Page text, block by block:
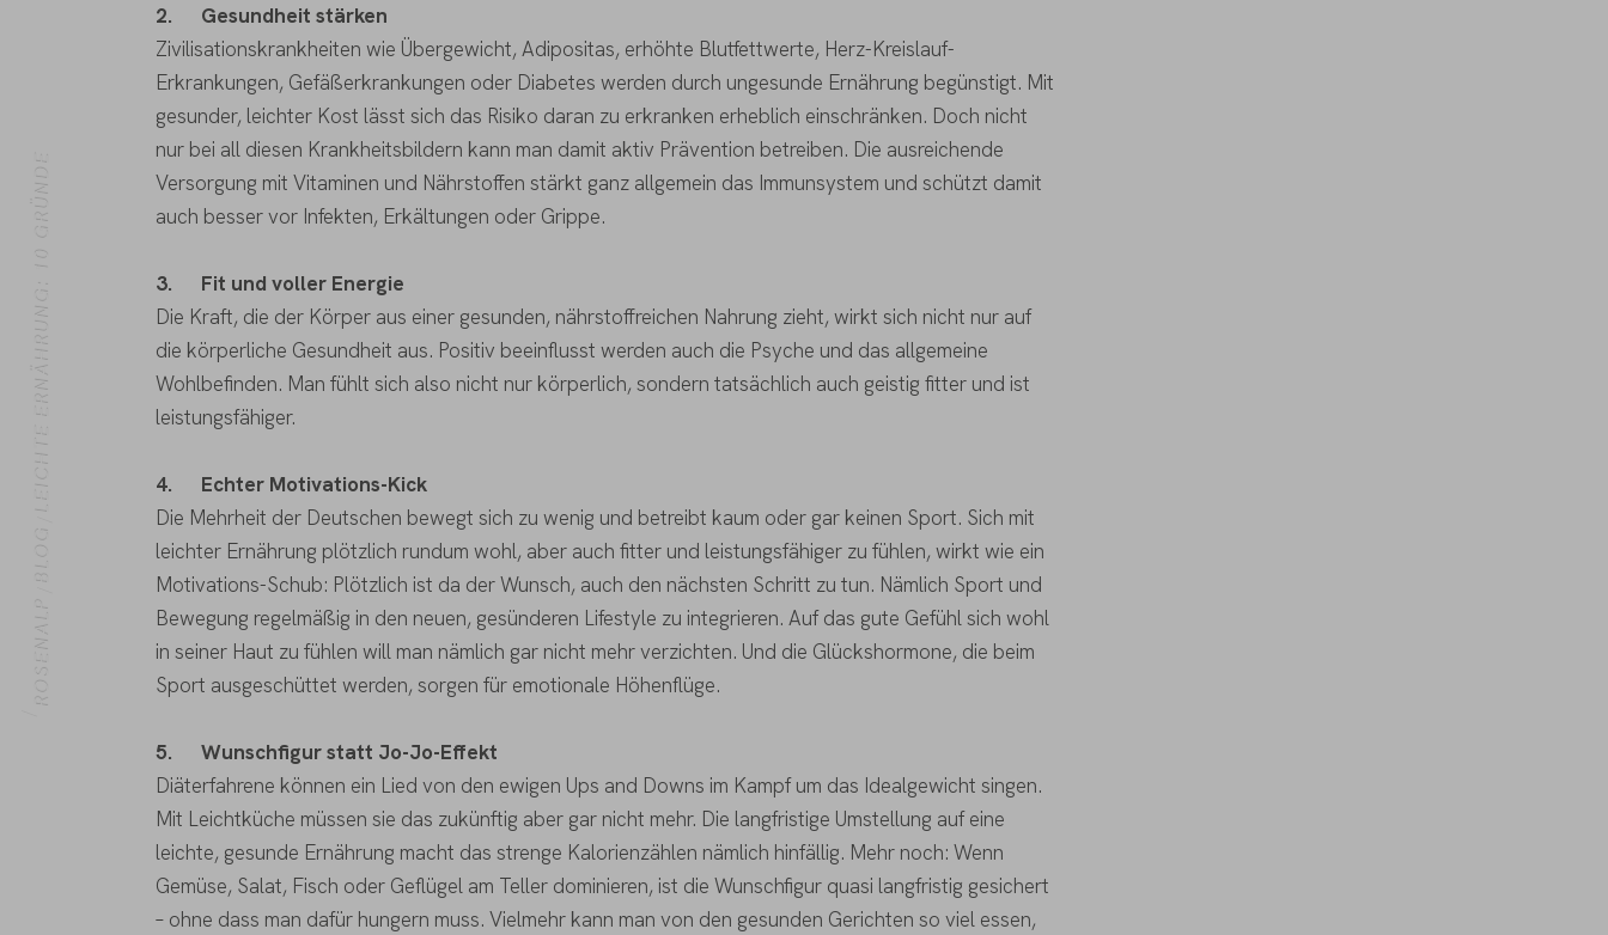
HOMEROSENALP
BLOG
LEICHTE ERNÄHRUNG: 10 GRÜNDE
2.
Gesundheit stärken
Zivilisationskrankheiten wie Übergewicht, Adipositas, erhöhte Blutfettwerte, Herz-Kreislauf-
Erkrankungen, Gefäßerkrankungen oder Diabetes werden durch ungesunde Ernährung begünstigt. Mit
gesunder, leichter Kost lässt sich das Risiko daran zu erkranken erheblich einschränken. Doch nicht
nur bei all diesen Krankheitsbildern kann man damit aktiv Prävention betreiben. Die ausreichende
Versorgung mit Vitaminen und Nährstoffen stärkt ganz allgemein das Immunsystem und schützt damit
auch besser vor Infekten, Erkältungen oder Grippe.
3.
Fit und voller Energie
Die Kraft, die der Körper aus einer gesunden, nährstoffreichen Nahrung zieht, wirkt sich nicht nur auf
die körperliche Gesundheit aus. Positiv beeinflusst werden auch die Psyche und das allgemeine
Wohlbefinden. Man fühlt sich also nicht nur körperlich, sondern tatsächlich auch geistig fitter und ist
leistungsfähiger.
4.
Echter Motivations-Kick
Die Mehrheit der Deutschen bewegt sich zu wenig und betreibt kaum oder gar keinen Sport. Sich mit
leichter Ernährung plötzlich rundum wohl, aber auch fitter und leistungsfähiger zu fühlen, wirkt wie ein
Motivations-Schub: Plötzlich ist da der Wunsch, auch den nächsten Schritt zu tun. Nämlich Sport und
Bewegung regelmäßig in den neuen, gesünderen Lifestyle zu integrieren. Auf das gute Gefühl sich wohl
in seiner Haut zu fühlen will man nämlich gar nicht mehr verzichten. Und die Glückshormone, die beim
Sport ausgeschüttet werden, sorgen für emotionale Höhenflüge.
5.
Wunschfigur statt Jo-Jo-Effekt
Diäterfahrene können ein Lied von den ewigen Ups and Downs im Kampf um das Idealgewicht singen.
Mit Leichtküche müssen sie das zukünftig aber gar nicht mehr. Die langfristige Umstellung auf eine
leichte, gesunde Ernährung macht das strenge Kalorienzählen nämlich hinfällig. Mehr noch: Wenn
Gemüse, Salat, Fisch oder Geflügel am Teller dominieren, ist die Wunschfigur quasi langfristig gesichert
– ohne dass man dafür hungern muss. Vielmehr kann man von den gesunden Gerichten so viel essen,